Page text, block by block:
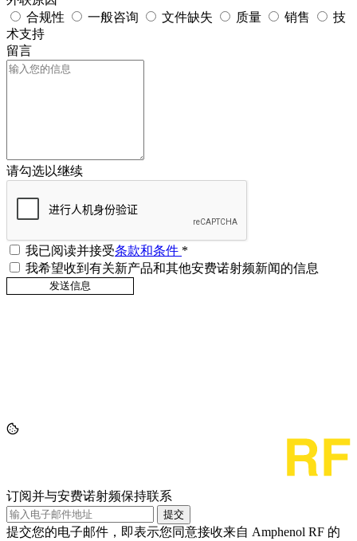
合规性
一般咨询 文件缺失 质量 销售
技
术支持
留言
请勾选以继续
我已阅读并接受条款和条件 *
我希望收到有关新产品和其他安费诺射频新闻的信息
订阅并与安费诺射频保持联系
提交
提交您的电子邮件，即表示您同意接收来自 Amphenol RF 的